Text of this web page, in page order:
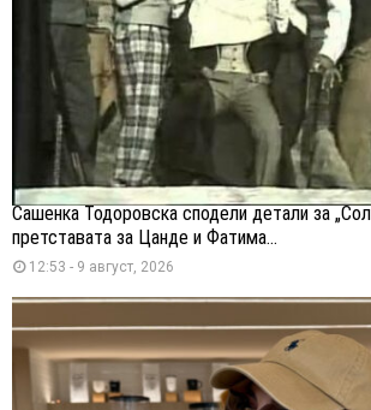
Сашенка Тодоровска сподели детали за
претставата за Цанде и Фатима...
12:53 - 9 август, 2026